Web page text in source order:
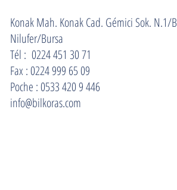
Konak Mah. Konak Cad. Gémici Sok. N.1/B
Nilufer/Bursa
Tél : 0224 451 30 71
Fax : 0224 999 65 09
Poche : 0533 420 9 446
info@bilkoras.com